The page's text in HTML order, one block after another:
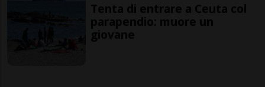
Tenta di entrare a Ceuta col
parapendio: muore un
giovane